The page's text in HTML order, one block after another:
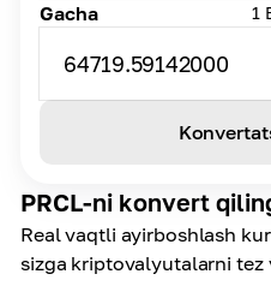
PRCL-ni konvert
Real vaqtli ayirboshlash
sizga kriptovalyutalarni tez
Gacha 1
64719.59142000